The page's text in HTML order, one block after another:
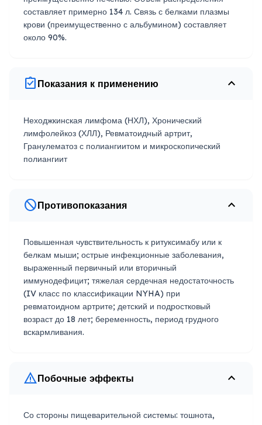
составляет примерно 134 л. Связь с белками плазмы
крови (преимущественно с альбумином) составляет
около 90%.
assignment_turned_in Показания к применению expand_less
Неходжкинская лимфома (НХЛ), Хронический
лимфолейкоз (ХЛЛ), Ревматоидный артрит,
Гранулематоз с полиангиитом и микроскопический
полиангиит
blockПротивопоказания expand_less
Повышенная чувствительность к ритуксимабу или к
белкам мыши; острые инфекционные заболевания,
выраженный первичный или вторичный
иммунодефицит; тяжелая сердечная недостаточность
(IV класс по классификации NYHA) при
ревматоидном артрите; детский и подростковый
возраст до 18 лет; беременность, период грудного
вскармливания.
warningПобочные эффекты expand_less
Со стороны пищеварительной системы: тошнота,